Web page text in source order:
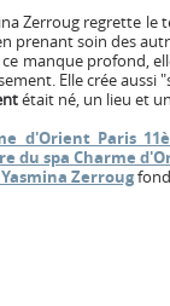
Zerroug regrette
prenant soin des
manque profond,
Elle crée
était né, un lieu et
d'Orient Paris
du spa Charme
Zerroug